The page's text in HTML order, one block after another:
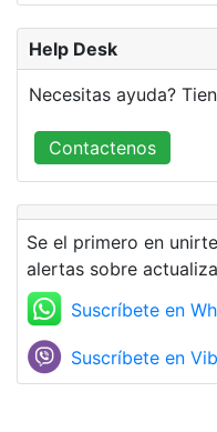
Help Desk
Necesitas ayuda?
Contactenos
Se el primero en
alertas sobre
Suscríbete en
Suscríbete en